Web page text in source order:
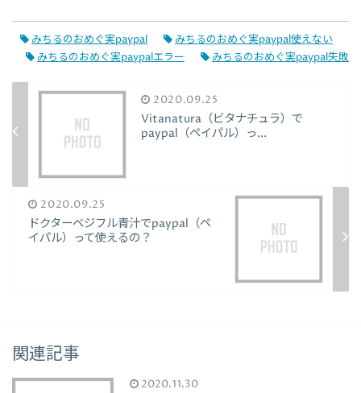
みちるのおめぐ実paypal
みちるのおめぐ実paypal使えない
みちるのおめぐ実paypalエラー
みちるのおめぐ実paypal失敗
2020.09.25
Vitanatura（ビタナチュラ）で
paypal（ペイパル）っ...
2020.09.25
ドクターベジフル青汁でpaypal（ペ
イパル）って使えるの？
関連記事
2020.11.30